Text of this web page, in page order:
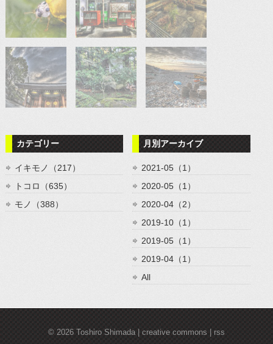
カテゴリー
イキモノ（217）
トコロ（635）
モノ（388）
月別アーカイブ
2021-05（1）
2020-05（1）
2020-04（2）
2019-10（1）
2019-05（1）
2019-04（1）
All
© 2026Toshiro Shimada creative commons rss